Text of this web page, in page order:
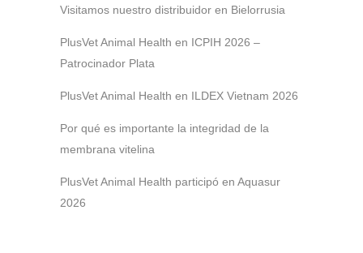
Visitamos nuestro distribuidor en Bielorrusia
PlusVet Animal Health en ICPIH 2026 –
Patrocinador Plata
PlusVet Animal Health en ILDEX Vietnam 2026
Por qué es importante la integridad de la
membrana vitelina
PlusVet Animal Health participó en Aquasur
2026